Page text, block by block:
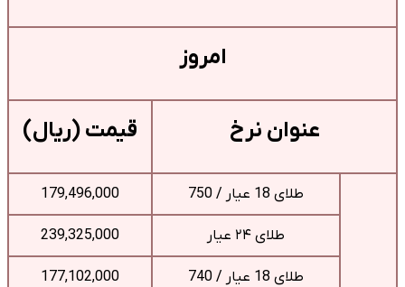
امروز
عنوان نرخ قیمت (ریال)
طلای 18 عیار / 750 179,496,000
طلای ۲۴ عیار 239,325,000
طلای 18 عیار / 740 177,102,000